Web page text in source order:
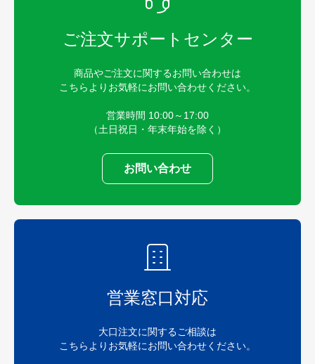
ご注文サポートセンター
商品やご注文に関するお問い合わせは
こちらよりお気軽にお問い合わせください。
営業時間 10:00～17:00
（土日祝日・年末年始を除く）
お問い合わせ
営業窓口対応
大口注文に関するご相談は
こちらよりお気軽にお問い合わせください。